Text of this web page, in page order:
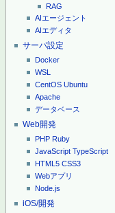
RAG
AIエージェント
AIエディタ
サーバ設定
Docker
WSL
CentOS Ubuntu
Apache
データベース
Web開発
PHP Ruby
JavaScript TypeScript
HTML5 CSS3
Webアプリ
Node.js
iOS/開発